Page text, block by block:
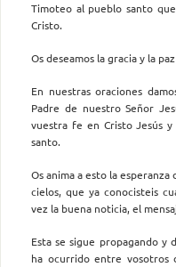
Timoteo al pueblo santo
Cristo.
Os deseamos la gracia y la
En nuestras oraciones
Padre de nuestro Señor
vuestra fe en Cristo Jesús
santo.
Os anima a esto la
cielos, que ya conocisteis
vez la buena noticia, el
Esta se sigue propagando
ha ocurrido entre vosotros